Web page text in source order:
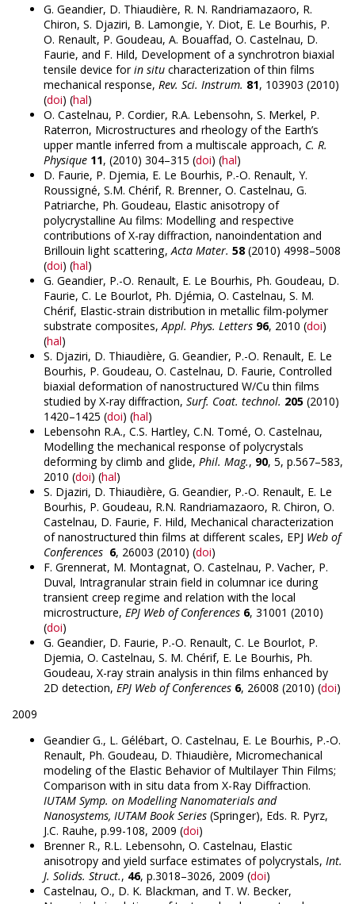
G. Geandier, D. Thiaudière, R. N. Randriamazaoro, R.
Chiron, S. Djaziri, B. Lamongie, Y. Diot, E. Le Bourhis, P.
O. Renault, P. Goudeau, A. Bouaffad, O. Castelnau, D.
Faurie, and F. Hild, Development of a synchrotron biaxial
tensile device forin situ characterization of thin films
mechanical response, Rev. Sci. Instrum. 81, 103903 (2010)
(doi) (hal)
O. Castelnau, P. Cordier, R.A. Lebensohn, S. Merkel, P.
Raterron, Microstructures and rheology of the Earth’s
upper mantle inferred from a multiscale approach, C. R.
Physique 11, (2010) 304–315 (doi) (hal)
D. Faurie, P. Djemia, E. Le Bourhis, P.-O. Renault, Y.
Roussigné, S.M. Chérif, R. Brenner, O. Castelnau, G.
Patriarche, Ph. Goudeau, Elastic anisotropy of
polycrystalline Au films: Modelling and respective
contributions of X-ray diffraction, nanoindentation and
Brillouin light scattering, Acta Mater. 58(2010) 4998–5008
(doi) (hal)
G. Geandier, P.-O. Renault, E. Le Bourhis, Ph. Goudeau, D.
Faurie, C. Le Bourlot, Ph. Djémia, O. Castelnau, S. M.
Chérif, Elastic-strain distribution in metallic film-polymer
substrate composites, Appl. Phys. Letters 96, 2010 (doi)
(hal)
S. Djaziri, D. Thiaudière, G. Geandier, P.-O. Renault, E. Le
Bourhis, P. Goudeau, O. Castelnau, D. Faurie, Controlled
biaxial deformation of nanostructured W/Cu thin films
studied by X-ray diffraction, Surf. Coat. technol. 205 (2010)
1420–1425 (doi) (hal)
Lebensohn R.A., C.S. Hartley, C.N. Tomé, O. Castelnau,
Modelling the mechanical response of polycrystals
deforming by climb and glide, Phil. Mag., 90, 5, p.567–583,
2010 (doi) (hal)
S. Djaziri, D. Thiaudière, G. Geandier, P.-O. Renault, E. Le
Bourhis, P. Goudeau, R.N. Randriamazaoro, R. Chiron, O.
Castelnau, D. Faurie, F. Hild, Mechanical characterization
of nanostructured thin films at different scales, EPJ Web of
Conferences 6, 26003 (2010) (doi)
F. Grennerat, M. Montagnat, O. Castelnau, P. Vacher, P.
Duval, Intragranular strain field in columnar ice during
transient creep regime and relation with the local
microstructure, EPJ Web of Conferences 6, 31001 (2010)
(doi)
G. Geandier, D. Faurie, P.-O. Renault, C. Le Bourlot, P.
Djemia, O. Castelnau, S. M. Chérif, E. Le Bourhis, Ph.
Goudeau, X-ray strain analysis in thin films enhanced by
2D detection, EPJ Web of Conferences 6, 26008 (2010) (doi)
2009
Geandier G., L. Gélébart, O. Castelnau, E. Le Bourhis, P.-O.
Renault, Ph. Goudeau, D. Thiaudière, Micromechanical
modeling of the Elastic Behavior of Multilayer Thin Films;
Comparison with in situ data from X-Ray Diffraction.
IUTAM Symp. on Modelling Nanomaterials and
Nanosystems, IUTAM Book Series (Springer), Eds. R. Pyrz,
J.C. Rauhe, p.99-108, 2009 (doi)
Brenner R., R.L. Lebensohn, O. Castelnau, Elastic
anisotropy and yield surface estimates of polycrystals, Int.
J. Solids. Struct., 46, p.3018–3026, 2009 (doi)
Castelnau, O., D. K. Blackman, and T. W. Becker,